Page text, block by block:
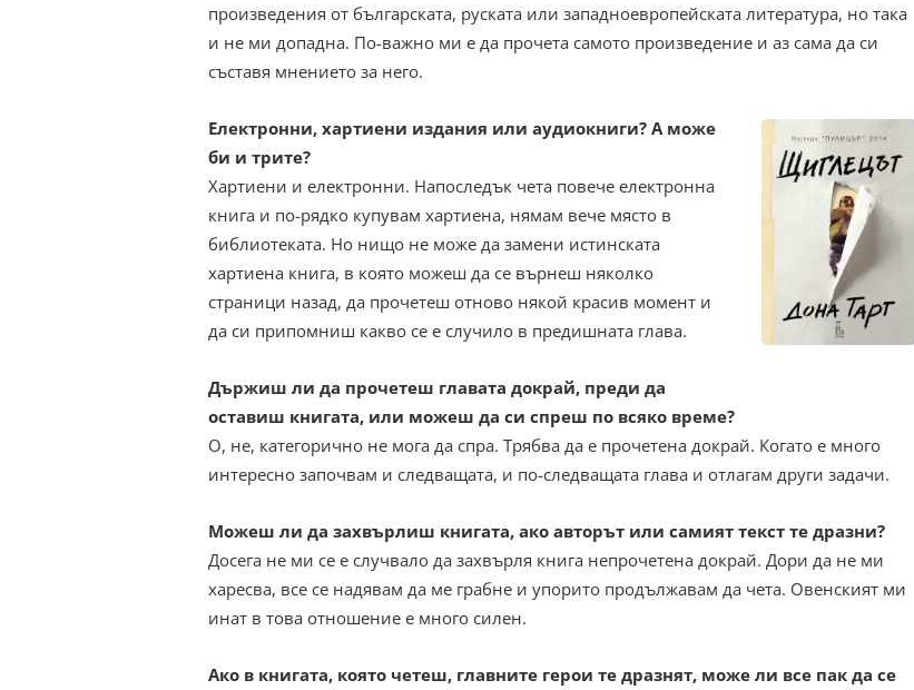
произведения от българската, руската или западноевропейската литература, но така
и не ми допадна. По-важно ми е да прочета самото произведение и аз сама да си
съставя мнението за него.
Eлектронни, хартиени издания или аудиокниги? А може
би и трите?
Хартиени и електронни. Напоследък чета повече електронна
книга и по-рядко купувам хартиена, нямам вече място в
библиотеката. Но нищо не може да замени истинската
хартиена книга, в която можеш да се върнеш няколко
страници назад, да прочетеш отново някой красив момент и
да си припомниш какво се е случило в предишната глава.
Държиш ли да прочетеш главата докрай, преди да
оставиш книгата, или можеш да си спреш по всяко време?
О, не, категорично не мога да спра. Трябва да е прочетена докрай. Когато е много
интересно започвам и следващата, и по-следващата глава и отлагам други задачи.
Можеш ли да захвърлиш книгата, ако авторът или самият текст те дразни?
Досега не ми се е случвало да захвърля книга непрочетена докрай. Дори да не ми
харесва, все се надявам да ме грабне и упорито продължавам да чета. Овенският ми
инат в това отношение е много силен.
Ако в книгата, която четеш, главните герои те дразнят, може ли все пак да се